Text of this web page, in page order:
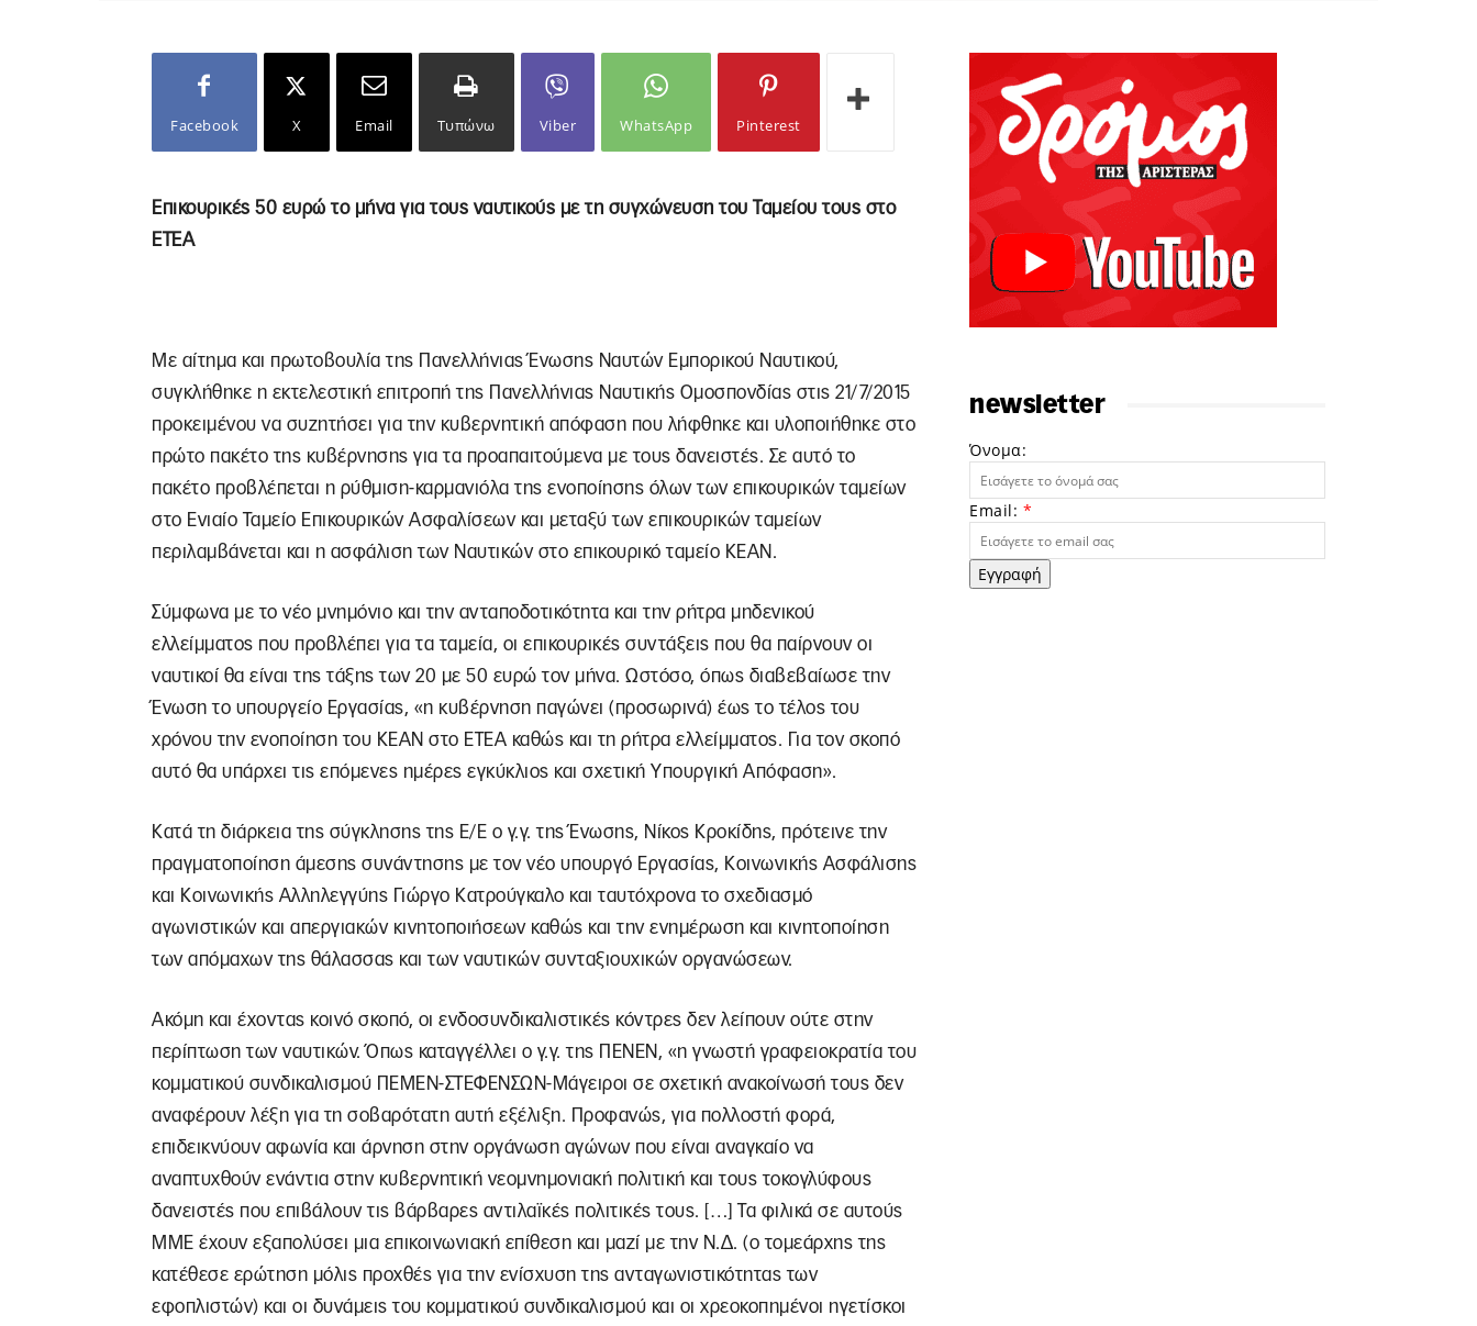
Facebook X Email Τυπώνω Viber WhatsApp Pinterest
Επικουρικές 50 ευρώ το μήνα για τους ναυτικούς με τη συγχώνευση του Ταμείου τους στο
ΕΤΕΑ
Με αίτημα και πρωτοβουλία της Πανελλήνιας Ένωσης Ναυτών Εμπορικού Ναυτικού,
συγκλήθηκε η εκτελεστική επιτροπή της Πανελλήνιας Ναυτικής Ομοσπονδίας στις 21/7/2015
προκειμένου να συζητήσει για την κυβερνητική απόφαση που λήφθηκε και υλοποιήθηκε στο
πρώτο πακέτο της κυβέρνησης για τα προαπαιτούμενα με τους δανειστές. Σε αυτό το
πακέτο προβλέπεται η ρύθμιση-καρμανιόλα της ενοποίησης όλων των επικουρικών ταμείων
στο Ενιαίο Ταμείο Επικουρικών Ασφαλίσεων και μεταξύ των επικουρικών ταμείων
περιλαμβάνεται και η ασφάλιση των Ναυτικών στο επικουρικό ταμείο ΚΕΑΝ.
Σύμφωνα με το νέο μνημόνιο και την ανταποδοτικότητα και την ρήτρα μηδενικού
ελλείμματος που προβλέπει για τα ταμεία, οι επικουρικές συντάξεις που θα παίρνουν οι
ναυτικοί θα είναι της τάξης των 20 με 50 ευρώ τον μήνα. Ωστόσο, όπως διαβεβαίωσε την
Ένωση το υπουργείο Εργασίας, «η κυβέρνηση παγώνει (προσωρινά) έως το τέλος του
χρόνου την ενοποίηση του ΚΕΑΝ στο ΕΤΕΑ καθώς και τη ρήτρα ελλείμματος. Για τον σκοπό
αυτό θα υπάρχει τις επόμενες ημέρες εγκύκλιος και σχετική Υπουργική Απόφαση».
Κατά τη διάρκεια της σύγκλησης της Ε/Ε ο γ.γ. της Ένωσης, Νίκος Κροκίδης, πρότεινε την
πραγματοποίηση άμεσης συνάντησης με τον νέο υπουργό Εργασίας, Κοινωνικής Ασφάλισης
και Κοινωνικής Αλληλεγγύης Γιώργο Κατρούγκαλο και ταυτόχρονα το σχεδιασμό
αγωνιστικών και απεργιακών κινητοποιήσεων καθώς και την ενημέρωση και κινητοποίηση
των απόμαχων της θάλασσας και των ναυτικών συνταξιουχικών οργανώσεων.
Ακόμη και έχοντας κοινό σκοπό, οι ενδοσυνδικαλιστικές κόντρες δεν λείπουν ούτε στην
περίπτωση των ναυτικών. Όπως καταγγέλλει ο γ.γ. της ΠΕΝΕΝ, «η γνωστή γραφειοκρατία του
κομματικού συνδικαλισμού ΠΕΜΕΝ-ΣΤΕΦΕΝΣΩΝ-Μάγειροι σε σχετική ανακοίνωσή τους δεν
αναφέρουν λέξη για τη σοβαρότατη αυτή εξέλιξη. Προφανώς, για πολλοστή φορά,
επιδεικνύουν αφωνία και άρνηση στην οργάνωση αγώνων που είναι αναγκαίο να
αναπτυχθούν ενάντια στην κυβερνητική νεομνημονιακή πολιτική και τους τοκογλύφους
δανειστές που επιβάλουν τις βάρβαρες αντιλαϊκές πολιτικές τους. […] Τα φιλικά σε αυτούς
ΜΜΕ έχουν εξαπολύσει μια επικοινωνιακή επίθεση και μαζί με την Ν.Δ. (ο τομεάρχης της
κατέθεσε ερώτηση μόλις προχθές για την ενίσχυση της ανταγωνιστικότητας των
εφοπλιστών) και οι δυνάμεις του κομματικού συνδικαλισμού και οι χρεοκοπημένοι ηγετίσκοι
newsletter
Όνομα:
Email: *
Εγγραφή